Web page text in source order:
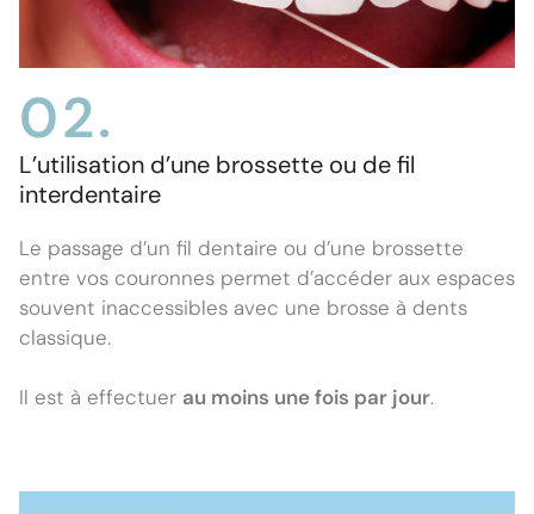
02.
L’utilisation d’une brossette ou de fil
interdentaire
Le passage d’un fil dentaire ou d’une brossette
entre vos couronnes permet d’accéder aux espaces
souvent inaccessibles avec une brosse à dents
classique.
Il est à effectuer au moins une fois par jour.